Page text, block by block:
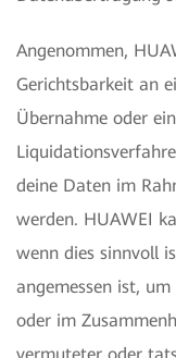
Angenommen,
Gerichtsbarkeit an
Übernahme oder
deine Daten im
werden. HUAWEI
wenn dies sinnvoll
angemessen ist, um
oder im